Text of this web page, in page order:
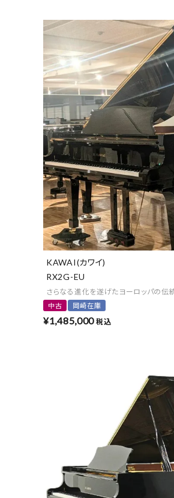
KAWAI(カワイ)
RX2G-EU
さらなる進化を遂げたヨーロッパの伝
中古 岡崎在庫
¥1,485,000 税込